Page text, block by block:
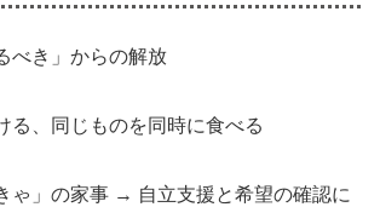
べき」からの解放
、同じものを同時に食べる
ゃ」の家事 → 自立支援と希望の確認に